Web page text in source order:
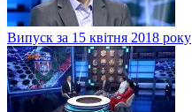
Випуск за 15 квітня 2018 року